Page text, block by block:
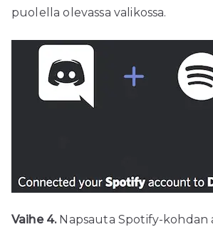
puolella olevassa valikossa.
Vaihe 4.Napsauta Spotify-kohdan